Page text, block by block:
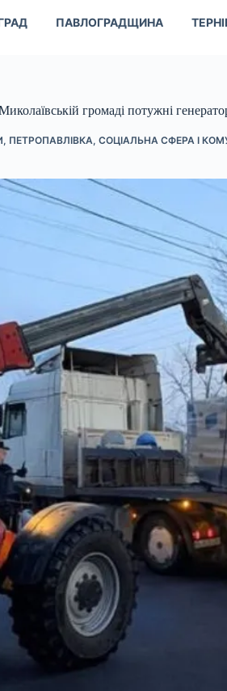
ПАВЛОГРАДЩИНА
громаді потужні
, ПЕТРОПАВЛІВКА, СОЦІАЛЬНА СФЕРА І